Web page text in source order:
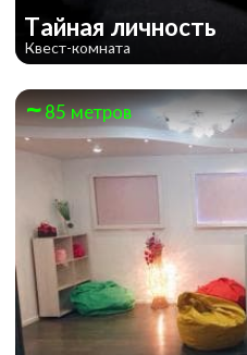
Тайная личность
Квест-комната
85 метров